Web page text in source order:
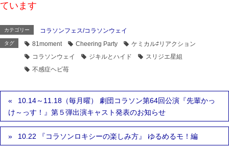
ています
カテゴリー コラソンフェス/コラソンウェイ
タグ 81moment Cheering Party
ケミカル⇄リアクション
コラソンウェイ
ジキルとハイド
スリジエ星組
不感症ヘビ苺
10.14～11.18（毎月曜） 劇団コラソン第64回公演『先輩かっ
け～っす！』第５弾出演キャスト発表のお知らせ
10.22 『コラソンロキシーの楽しみ方』 ゆるめるモ！編